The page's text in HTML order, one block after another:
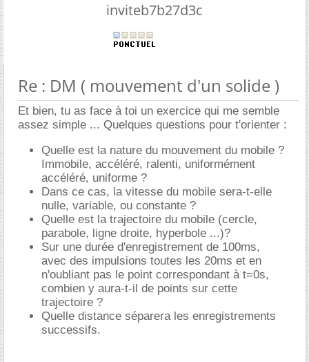
inviteb7b27d3c
Re : DM ( mouvement d'un solide )
Et bien, tu as face à toi un exercice qui me semble
assez simple ... Quelques questions pour t'orienter :
Quelle est la nature du mouvement du mobile ?
Immobile, accéléré, ralenti, uniformément
accéléré, uniforme ?
Dans ce cas, la vitesse du mobile sera-t-elle
nulle, variable, ou constante ?
Quelle est la trajectoire du mobile (cercle,
parabole, ligne droite, hyperbole ...)?
Sur une durée d'enregistrement de 100ms,
avec des impulsions toutes les 20ms et en
n'oubliant pas le point correspondant à t=0s,
combien y aura-t-il de points sur cette
trajectoire ?
Quelle distance séparera les enregistrements
successifs.